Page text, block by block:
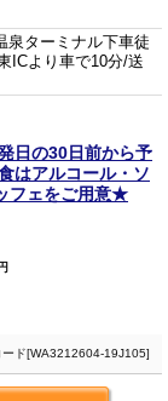
泉ターミナル下車徒
ICより車で10分/送
日の30日前から予
はアルコール・ソ
フェをご用意★
ード[WA3212604-19J105]